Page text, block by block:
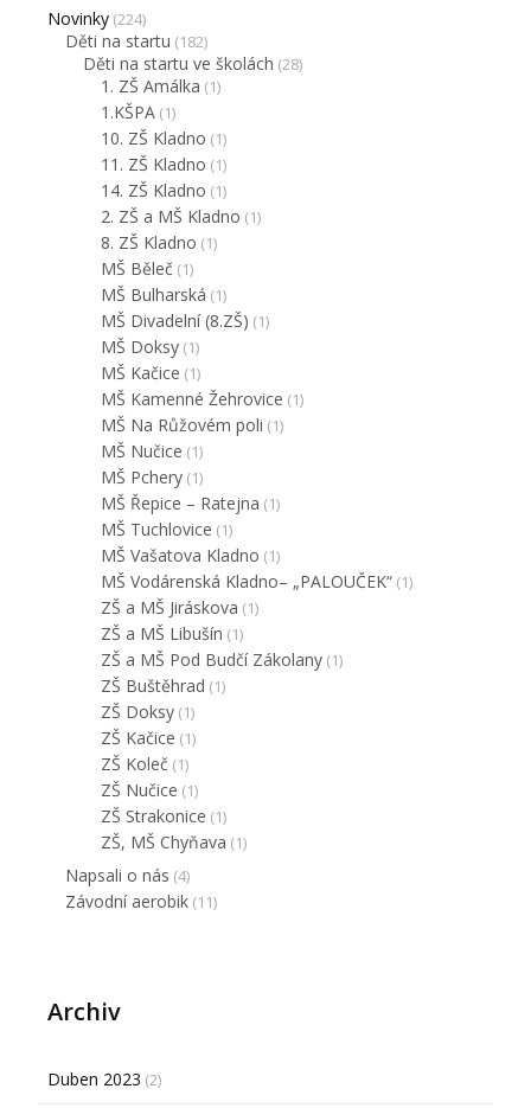
Novinky (224)
Děti na startu (182)
Děti na startu ve školách (28)
1. ZŠ Amálka (1)
1.KŠPA (1)
10. ZŠ Kladno (1)
11. ZŠ Kladno (1)
14. ZŠ Kladno (1)
2. ZŠ a MŠ Kladno (1)
8. ZŠ Kladno (1)
MŠ Běleč (1)
MŠ Bulharská (1)
MŠ Divadelní (8.ZŠ) (1)
MŠ Doksy (1)
MŠ Kačice (1)
MŠ Kamenné Žehrovice (1)
MŠ Na Růžovém poli (1)
MŠ Nučice (1)
MŠ Pchery (1)
MŠ Řepice – Ratejna (1)
MŠ Tuchlovice (1)
MŠ Vašatova Kladno (1)
MŠ Vodárenská Kladno– „PALOUČEK“ (1)
ZŠ a MŠ Jiráskova (1)
ZŠ a MŠ Libušín (1)
ZŠ a MŠ Pod Budčí Zákolany (1)
ZŠ Buštěhrad (1)
ZŠ Doksy (1)
ZŠ Kačice (1)
ZŠ Koleč (1)
ZŠ Nučice (1)
ZŠ Strakonice (1)
ZŠ, MŠ Chyňava (1)
Napsali o nás (4)
Závodní aerobik (11)
Archiv
Duben 2023 (2)